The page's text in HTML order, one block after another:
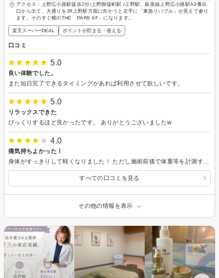
アクセス：上野広小路駅徒歩2分/上野御徒町駅 /上野駅、銀座線上野広小路駅A3番出
口から出て、大通りをJR上野駅方面に向かうと左手に「東急リバブル」が見えて参り
ます。そのすぐ横のTHE PARK 6F」になります。
楽天スーパーDEAL ポイントが貯まる・使える
口コミ
5.0
良い体験でした。
また短日完了できるタイミングがあれば利用させて欲しいです。
5.0
リラックスできた
びっくりするほど良かったです。 ありがとうございましたw
4.0
痛気持ちよかった！
身体がすっきりして軽くなりました！ ただし施術前後で体重等を計測するのですが、施術後に「筋肉が1キロ増えてますよ！」と言われた時には流石に誤解を招くのでいくらエステでもあのようなトークはやめた方がよいのでは…と思いました。
すべての口コミを見る
その他の情報を表示